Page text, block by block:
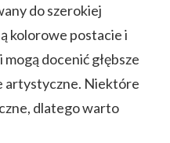
do szerokiej
kolorowe postacie i
docenić głębsze
artystyczne. Niektóre
dlatego warto